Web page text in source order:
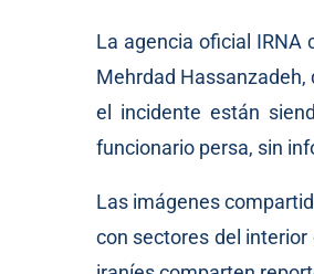
La agencia oficial IRNA
Mehrdad Hassanzadeh,
el incidente están
funcionario persa, sin
Las imágenes
con sectores del